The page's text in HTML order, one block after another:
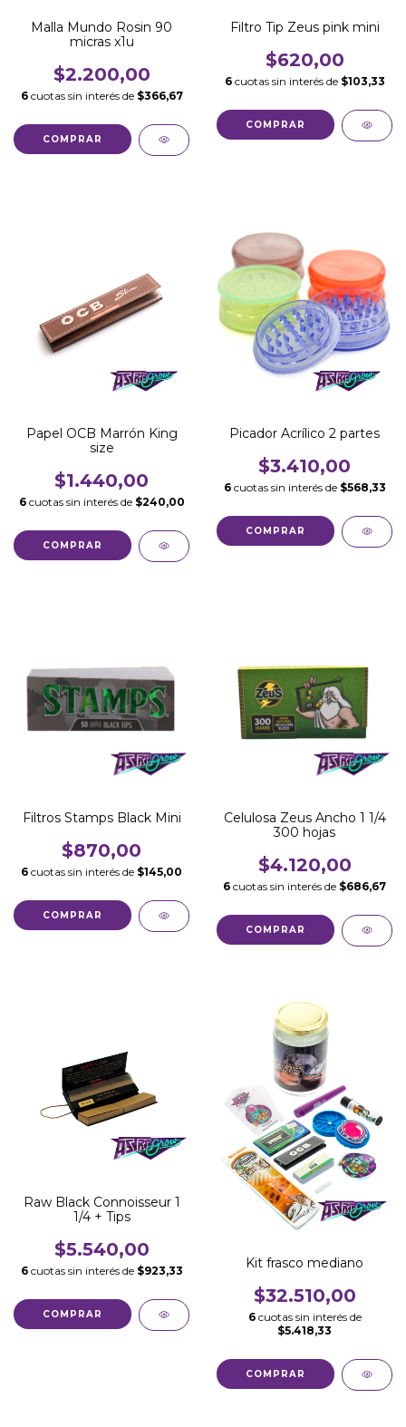
Malla Mundo Rosin 90
micras x1u
$2.200,00
6 cuotas sin interés de $366,67
Filtro Tip Zeus pink mini
$620,00
6 cuotas sin interés de $103,33
Papel OCB Marrón King
size
$1.440,00
6 cuotas sin interés de $240,00
Picador Acrílico 2 partes
$3.410,00
6 cuotas sin interés de $568,33
Filtros Stamps Black Mini
$870,00
6 cuotas sin interés de $145,00
Celulosa Zeus Ancho 1 1/4
300 hojas
$4.120,00
6 cuotas sin interés de $686,67
Raw Black Connoisseur 1
1/4 + Tips
$5.540,00
6 cuotas sin interés de $923,33 Kit frasco mediano
$32.510,00
6 cuotas sin interés de
$5.418,33